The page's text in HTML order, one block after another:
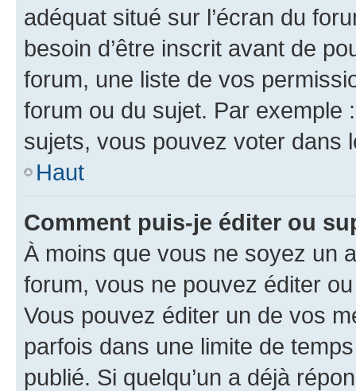
adéquat situé sur l’écran du
besoin d’être inscrit avant de
forum, une liste de vos
forum ou du sujet. Par exemple
sujets, vous pouvez voter dans
Haut
Comment puis-je éditer ou
À moins que vous ne soyez un
forum, vous ne pouvez éditer
Vous pouvez éditer un de vos
parfois dans une limite de
publié. Si quelqu’un a déjà